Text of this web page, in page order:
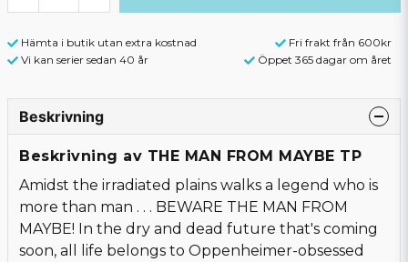
Hämta i butik utan extra kostnad
Fri frakt från 600kr
Vi kan serier sedan 40 år
Öppet 365 dagar om året
Beskrivning
Beskrivning av THE MAN FROM MAYBE TP
Amidst the irradiated plains walks a legend who is
more than man . . . BEWARE THE MAN FROM
MAYBE! In the dry and dead future that's coming
soon, all life belongs to Oppenheimer-obsessed